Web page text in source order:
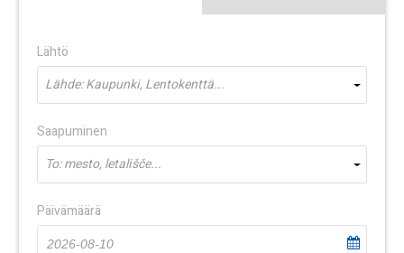
Lähtö
Lähde: Kaupunki, Lentokenttä...
Saapuminen
To: mesto, letališče...
Päivämäärä